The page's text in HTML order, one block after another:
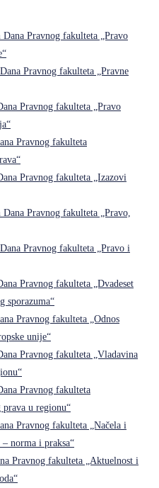
Pravnog fakulteta „Pravo
Pravnog fakulteta „Pravne
Pravnog fakulteta „Pravo
Pravnog fakulteta
Pravnog fakulteta „Izazovi
Pravnog fakulteta „Pravo,
Pravnog fakulteta „Pravo i
Pravnog fakulteta „Dvadeset
sporazuma“
Pravnog fakulteta „Odnos
unije“
Pravnog fakulteta „Vladavina
Pravnog fakulteta
prava u regionu“
Pravnog fakulteta „Načela i
norma i praksa“
Pravnog fakulteta „Aktuelnost i